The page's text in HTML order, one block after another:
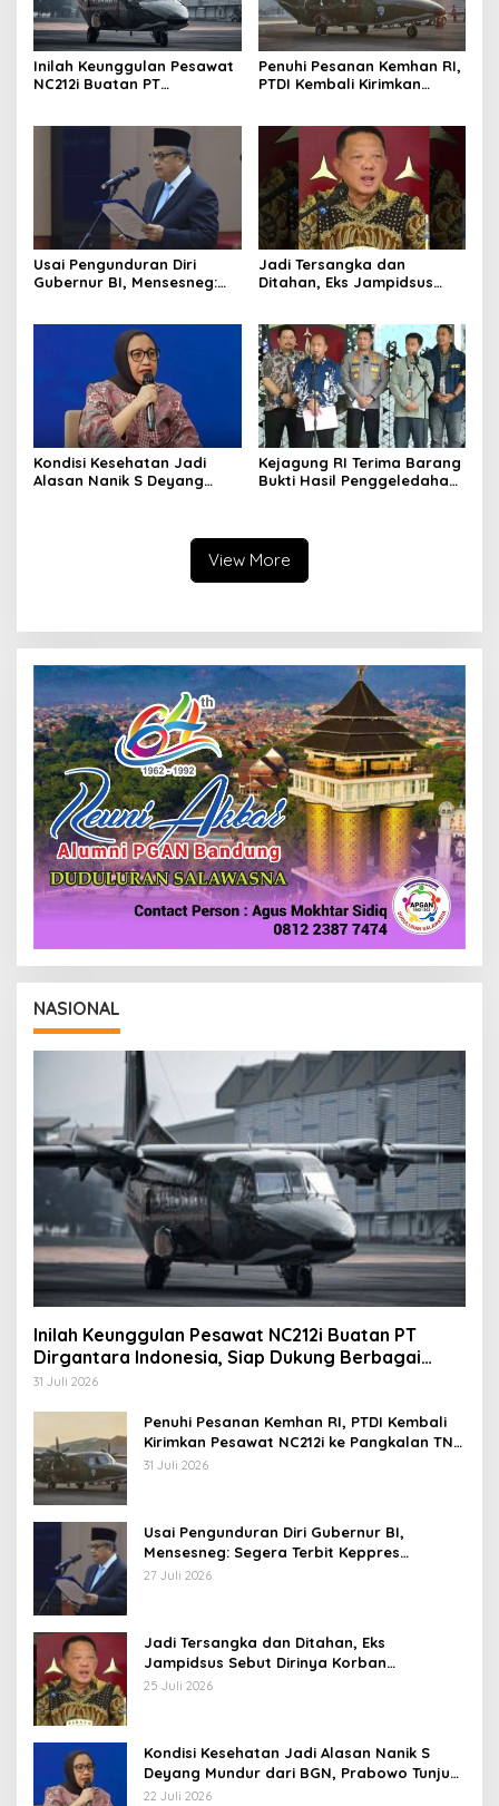
Inilah Keunggulan Pesawat
NC212i Buatan PT
Penuhi Pesanan Kemhan RI,
PTDI Kembali Kirimkan
Usai Pengunduran Diri
Gubernur BI, Mensesneg:
Jadi Tersangka dan
Ditahan, Eks Jampidsus
Kondisi Kesehatan Jadi
Alasan Nanik S Deyang
Kejagung RI Terima Barang
Bukti Hasil Penggeledahan
View More
NASIONAL
Inilah Keunggulan Pesawat NC212i Buatan PT
Dirgantara Indonesia, Siap Dukung Berbagai
Operasi TNI
31 Juli 2026
Penuhi Pesanan Kemhan RI, PTDI Kembali
Kirimkan Pesawat NC212i ke Pangkalan TNI
AU
31 Juli 2026
Usai Pengunduran Diri Gubernur BI,
Mensesneg: Segera Terbit Keppres
Pemberhentian dengan Hormat
27 Juli 2026
Jadi Tersangka dan Ditahan, Eks
Jampidsus Sebut Dirinya Korban
Kriminalisasi
25 Juli 2026
Kondisi Kesehatan Jadi Alasan Nanik S
Deyang Mundur dari BGN, Prabowo Tunjuk
Wamentan Sudaryono
22 Juli 2026